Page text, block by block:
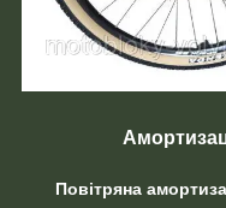
Повітряна